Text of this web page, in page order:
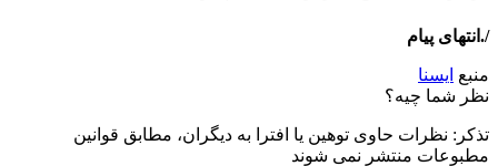
/.انتهای پیام
منبع ایسنا
نظر شما چیه؟
تذكر: نظرات حاوی توهين يا افترا به ديگران، مطابق قوانين
مطبوعات منتشر نمی شوند